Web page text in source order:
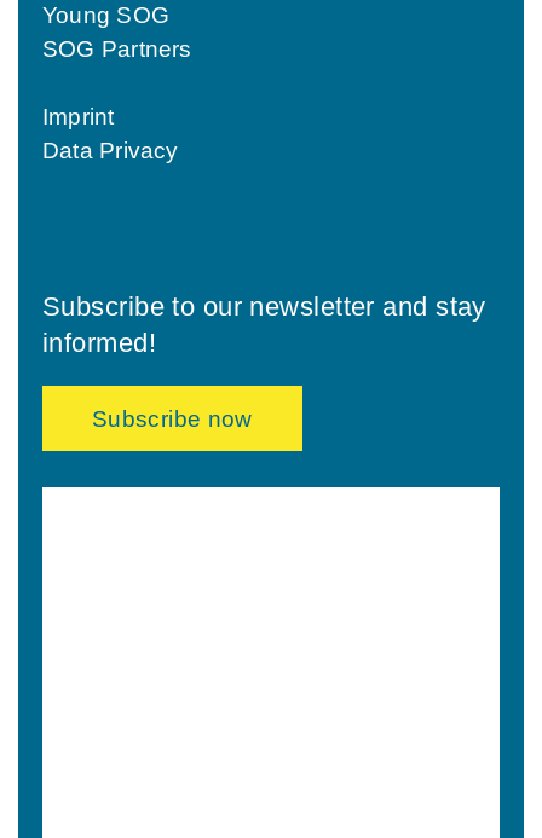
Young SOG
SOG Partners
Imprint
Data Privacy
Subscribe to our newsletter and stay
informed!
Subscribe now